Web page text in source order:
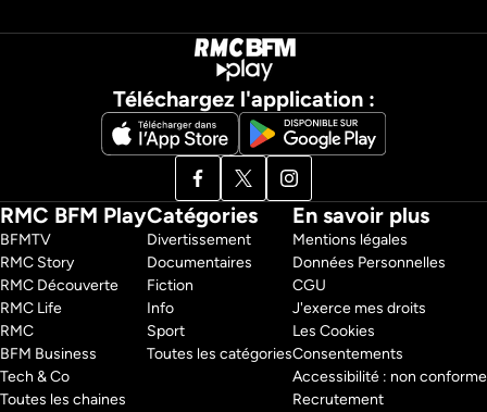
Stéphanie Zenati, Raphaël Redon, Isabelle Quintard et Juan Palencia
avec Bertrand Séguier et Sophie Herbé.
Téléchargez l'application :
RMC BFM Play
BFMTV
RMC Story
RMC Découverte
RMC Life
RMC
BFM Business
Tech & Co
Toutes les chaines
Catégories
Divertissement
Documentaires
Fiction
Info
Sport
Toutes les catégories
En savoir plus
Mentions légales
Données Personnelles
CGU
J'exerce mes droits
Les Cookies
Consentements
Accessibilité : non conforme
Recrutement